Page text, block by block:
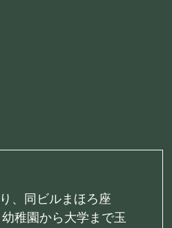
、同ビルまほろ座
稚園から大学まで玉